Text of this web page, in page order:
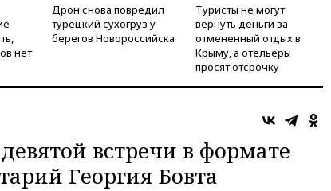
нет
Дрон снова повредил
турецкий сухогруз у
берегов Новороссийска
Туристы не могут
вернуть деньги за
отмененный отдых в
Крыму, а отельеры
просят отсрочку
встречи в формате
Георгия Бовта